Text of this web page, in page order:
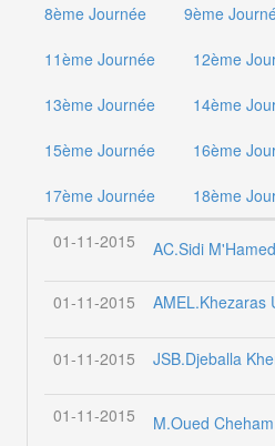
8ème Journée 9ème
11ème Journée 12ème
13ème Journée 14ème
15ème Journée 16ème
17ème Journée 18ème
01-11-2015 AC.Sidi
01-11-2015 AMEL.Khezaras
01-11-2015 JSB.Djeballa
01-11-2015 M.Oued